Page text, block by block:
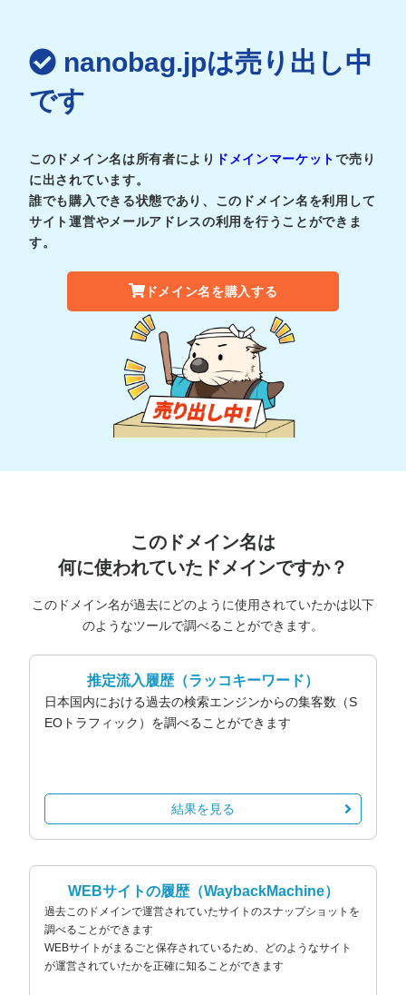
nanobag.jpは売り出し中
です
このドメイン名は所有者により ドメインマーケットで売り
に出されています。
誰でも購入できる状態であり、このドメイン名を利用して
サイト運営やメールアドレスの利用を行うことができま
す。
ドメイン名を購入する
このドメイン名は
何に使われていたドメインですか？
このドメイン名が過去にどのように使用されていたかは以下
のようなツールで調べることができます。
推定流入履歴（ラッコキーワード）
日本国内における過去の検索エンジンからの集客数（S
EOトラフィック）を調べることができます
結果を見る
WEBサイトの履歴（WaybackMachine）
過去このドメインで運営されていたサイトのスナップショットを
調べることができます
WEBサイトがまるごと保存されているため、どのようなサイト
が運営されていたかを正確に知ることができます